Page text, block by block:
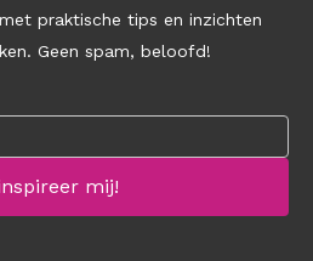
praktische tips en inzichten
Geen spam, beloofd!